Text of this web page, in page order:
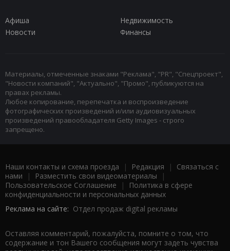
Афиша
Недвижимость
Новости
Финансы
Материалы, отмеченные знаками "Реклама", "PR", "Спецпроект",
"Новости компаний", "Актуально", "Промо", публикуются на
правах рекламы.
Любое копирование, перепечатка и воспроизведение
фотографических произведений и/или аудиовизуальных
произведений правообладателя Getty Images - строго
запрещено.
Наши контакты и схема проезда | Редакция | Связаться с
нами | Разместить свои видеоматериалы |
Пользовательское Соглашение |
Политика в сфере
конфиденциальности и персональных данных
Реклама на сайте: Отдел продаж digital рекламы
Оставляя комментарий, пожалуйста, помните о том, что
содержание и тон Вашего сообщения могут задеть чувства